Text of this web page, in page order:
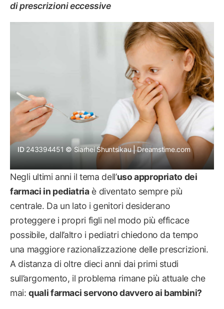
di prescrizioni eccessive
ID 243394451 © Siarhei Shuntsikau | Dreamstime.com
Negli ultimi anni il tema dell’uso appropriato dei
farmaci in pediatriaè diventato sempre più
centrale. Da un lato i genitori desiderano
proteggere i propri figli nel modo più efficace
possibile, dall’altro i pediatri chiedono da tempo
una maggiore razionalizzazione delle prescrizioni.
A distanza di oltre dieci anni dai primi studi
sull’argomento, il problema rimane più attuale che
mai:quali farmaci servono davvero ai bambini?